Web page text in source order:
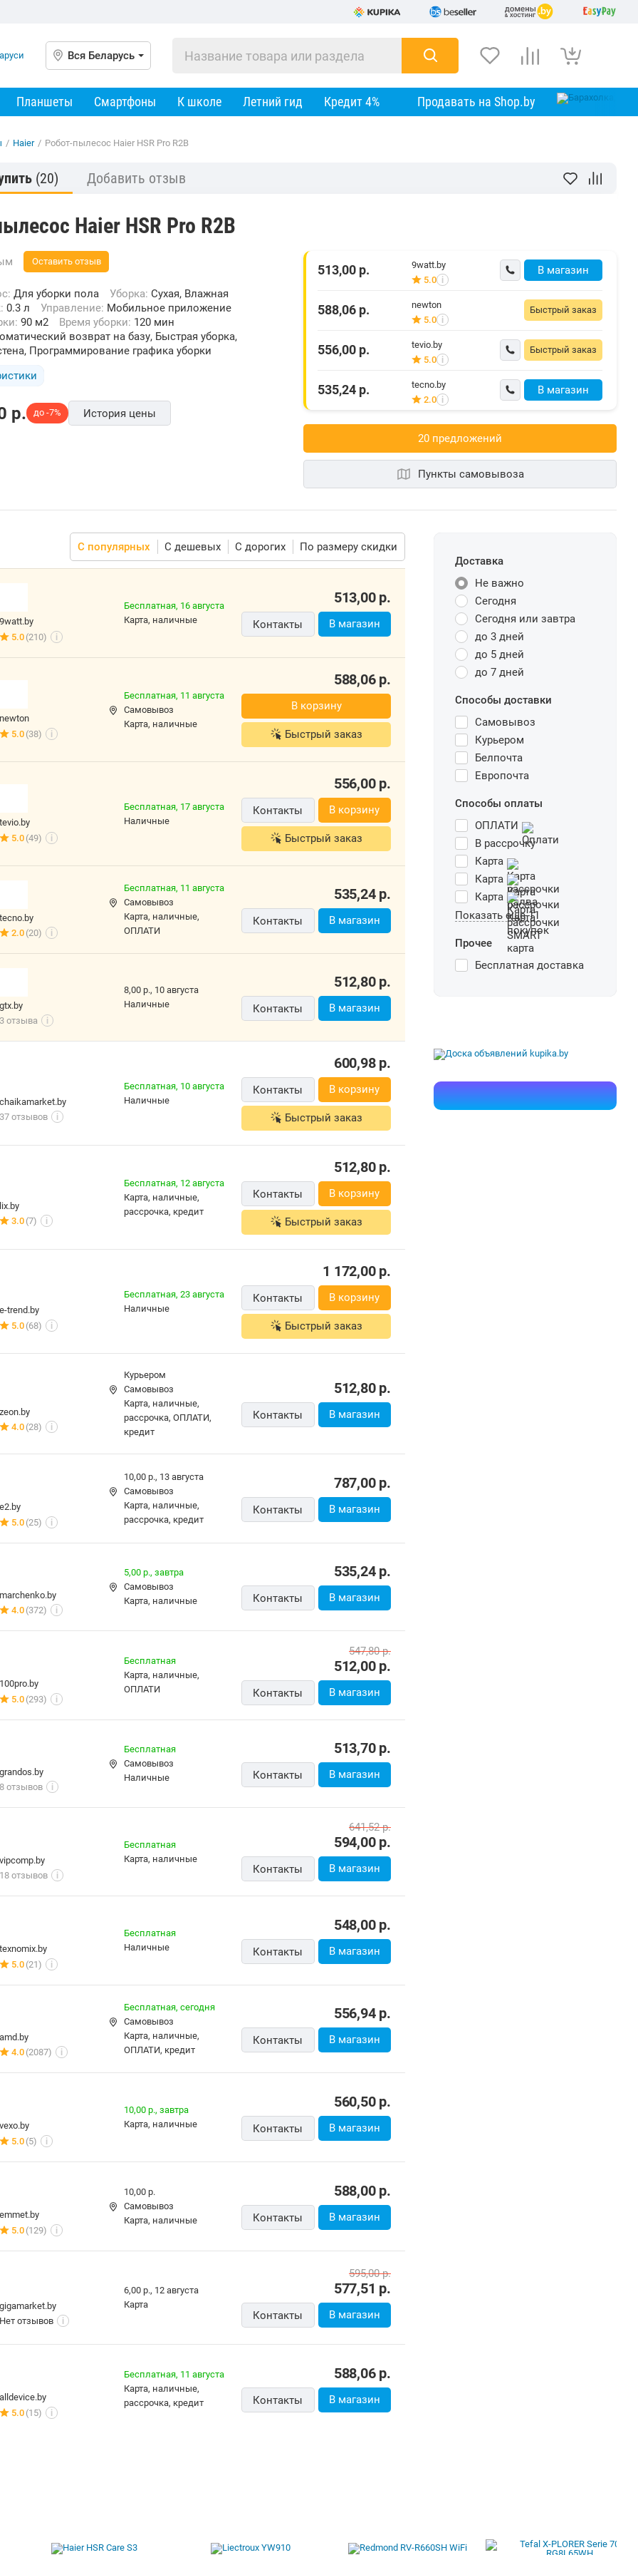
Вся Беларусь
Планшеты Смартфоны К школе Летний гид Кредит 4% Продавать на Shop.by
/ Haier / Робот-пылесос Haier HSR Pro R2B
(20) Добавить отзыв
Haier HSR Pro R2B
Оставить отзыв
Для уборки пола Уборка: Сухая, Влажная
0.3 л Управление: Мобильное приложение
90 м2 Время уборки: 120 мин
возврат на базу, Быстрая уборка,
Программирование графика уборки
p. до -7% История цены
В магазин
513,00 р.
9watt.by
5.0 i
Быстрый заказ
588,06 р.
newton
5.0 i
Быстрый заказ
556,00 р.
tevio.by
5.0 i
В магазин
535,24 р.
tecno.by
2.0 i
20 предложений
Пункты самовывоза
С популярных С дешевых С дорогих По размеру скидки
9watt.by
5.0 (210) i
Бесплатная, 16 августа
карта, наличные
513,00р.
Контакты В магазин
newton
5.0 (38) i
Бесплатная, 11 августа
Самовывоз
карта, наличные
588,06р.
В корзину
Быстрый заказ
tevio.by
5.0 (49) i
Бесплатная, 17 августа
наличные
556,00р.
Контакты В корзину
Быстрый заказ
tecno.by
2.0 (20) i
Бесплатная, 11 августа
Самовывоз
карта, наличные,
ОПЛАТИ
535,24р.
Контакты В магазин
gtx.by
3 отзыва
i
8,00 р., 10 августа
наличные
512,80р.
Контакты В магазин
chaikamarket.by
37 отзывов
i
Бесплатная, 10 августа
наличные
600,98р.
Контакты В корзину
Быстрый заказ
lix.by
3.0 (7) i
Бесплатная, 12 августа
карта, наличные,
рассрочка, кредит
512,80р.
Контакты В корзину
Быстрый заказ
e-trend.by
5.0 (68) i
Бесплатная, 23 августа
наличные
1 172,00р.
Контакты В корзину
Быстрый заказ
zeon.by
4.0 (28) i
Курьером
Самовывоз
карта, наличные,
рассрочка, ОПЛАТИ,
кредит
512,80р.
Контакты В магазин
e2.by
5.0 (25) i
10,00 р., 13 августа
Самовывоз
карта, наличные,
рассрочка, кредит
787,00р.
Контакты В магазин
marchenko.by
4.0 (372) i
5,00 р., завтра
Самовывоз
карта, наличные
535,24р.
Контакты В магазин
100pro.by
5.0 (293) i
Бесплатная
карта, наличные,
ОПЛАТИ
512,00р.
547,80р.
Контакты В магазин
grandos.by
8 отзывов
i
Бесплатная
Самовывоз
наличные
513,70р.
Контакты В магазин
vipcomp.by
18 отзывов
i
Бесплатная
карта, наличные
594,00р.
641,52р.
Контакты В магазин
texnomix.by
5.0 (21) i
Бесплатная
наличные
548,00р.
Контакты В магазин
amd.by
4.0 (2087) i
Бесплатная, сегодня
Самовывоз
карта, наличные,
ОПЛАТИ, кредит
556,94р.
Контакты В магазин
vexo.by
5.0 (5) i
10,00 р., завтра
карта, наличные
560,50р.
Контакты В магазин
emmet.by
5.0 (129) i
10,00 р.
Самовывоз
карта, наличные
588,00р.
Контакты В магазин
gigamarket.by
Нет отзывов
i
6,00 р., 12 августа
карта
577,51 р.
595,00р.
Контакты В магазин
alldevice.by
5.0 (15) i
Бесплатная, 11 августа
карта, наличные,
рассрочка, кредит
588,06р.
Контакты В магазин
Доставка
Не важно
Сегодня
Сегодня или завтра
до 3 дней
до 5 дней
до 7 дней
Способы доставки
Самовывоз
Курьером
Белпочта
Европочта
Способы оплаты
ОПЛАТИ
В рассрочку
Карта
Карта
Карта
Показать еще 11
Прочее
Бесплатная доставка